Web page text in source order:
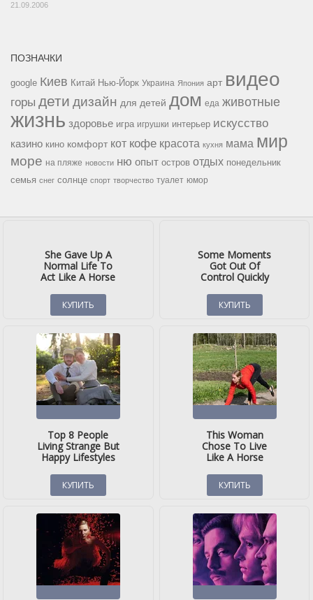
21.09.2006
ПОЗНАЧКИ
google Киев Китай Нью-Йорк Украина Япония арт видео
горы дети дизайн для детей дом еда животные
жизнь здоровье игра игрушки интерьер искусство
казино кино комфорт кот кофе красота кухня мама мир
море на пляже новости ню опыт остров отдых понедельник
семья снег солнце спорт творчество туалет юмор